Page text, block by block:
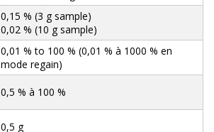
0,15 % (3 g sample)
0,02 % (10 g sample)
0,01 % to 100 % (0,01 % à 1000 % en
mode regain)
0,5 % à 100 %
0,5 g